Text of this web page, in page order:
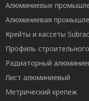
Алюминиевые
Алюминиевая
Крейты и кассеты
Профиль
Радиаторный
Лист алюминиевый
Метрический крепеж